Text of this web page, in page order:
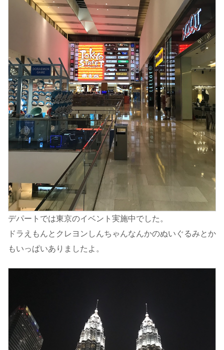
デパートでは東京のイベント実施中でした。
ドラえもんとクレヨンしんちゃんなんかのぬいぐるみとか
もいっぱいありましたよ。